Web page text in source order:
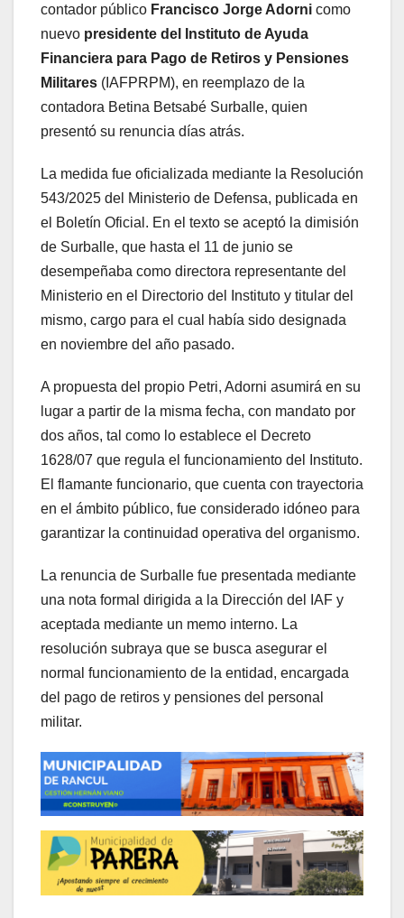
contador público Francisco Jorge Adorni como
nuevo presidente del Instituto de Ayuda
Financiera para Pago de Retiros y Pensiones
Militares (IAFPRPM), en reemplazo de la
contadora Betina Betsabé Surballe, quien
presentó su renuncia días atrás.
La medida fue oficializada mediante la Resolución
543/2025 del Ministerio de Defensa, publicada en
el Boletín Oficial. En el texto se aceptó la dimisión
de Surballe, que hasta el 11 de junio se
desempeñaba como directora representante del
Ministerio en el Directorio del Instituto y titular del
mismo, cargo para el cual había sido designada
en noviembre del año pasado.
A propuesta del propio Petri, Adorni asumirá en su
lugar a partir de la misma fecha, con mandato por
dos años, tal como lo establece el Decreto
1628/07 que regula el funcionamiento del Instituto.
El flamante funcionario, que cuenta con trayectoria
en el ámbito público, fue considerado idóneo para
garantizar la continuidad operativa del organismo.
La renuncia de Surballe fue presentada mediante
una nota formal dirigida a la Dirección del IAF y
aceptada mediante un memo interno. La
resolución subraya que se busca asegurar el
normal funcionamiento de la entidad, encargada
del pago de retiros y pensiones del personal
militar.